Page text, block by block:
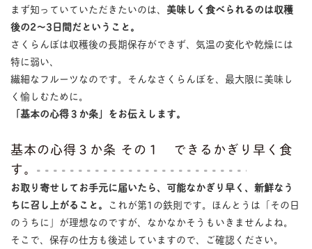
まず知っていていただきたいのは、 美味しく食べられるのは収穫
後の2〜3日間だということ。
さくらんぼは収穫後の長期保存ができず、気温の変化や乾燥には
特に弱い、
繊細なフルーツなのです。そんなさくらんぼを、最大限に美味し
く愉しむために。
「基本の心得３か条」をお伝えします。
基本の心得３か条 その１ できるかぎり早く食
す。
お取り寄せしてお手元に届いたら、可能なかぎり早く、新鮮なう
ちに召し上がること。 これが第1の鉄則です。ほんとうは「その日
のうちに」が理想なのですが、なかなかそうもいきませんよね。
そこで、保存の仕方も後述していますので、ご確認ください。